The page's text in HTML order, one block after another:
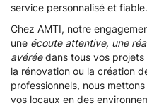
service personnalisé et fiable.
Chez AMTI, notre
une écoute attentive, une
avéréedans tous vos projets
la rénovation ou la création
professionnels, nous
vos locaux en des